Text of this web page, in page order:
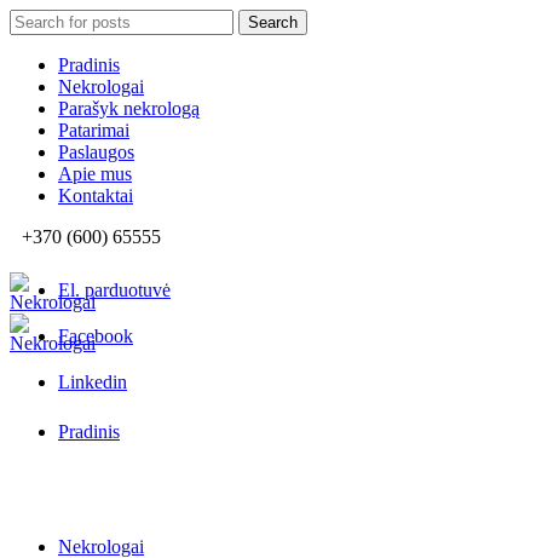
Search
for:
Search
Pradinis
Nekrologai
Parašyk nekrologą
Patarimai
Paslaugos
Apie mus
Kontaktai
+370 (600) 65555
El. parduotuvė
Facebook
Linkedin
Pradinis
Nekrologai